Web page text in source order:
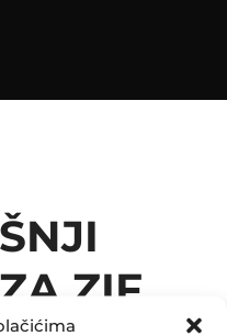
ZIF